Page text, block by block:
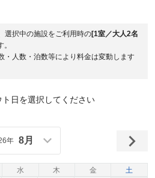
選択中の施設をご利用時の[1室／大人2名
・人数・泊数等により料金は変動します
日を選択してください
水 木 金 土
年 8月